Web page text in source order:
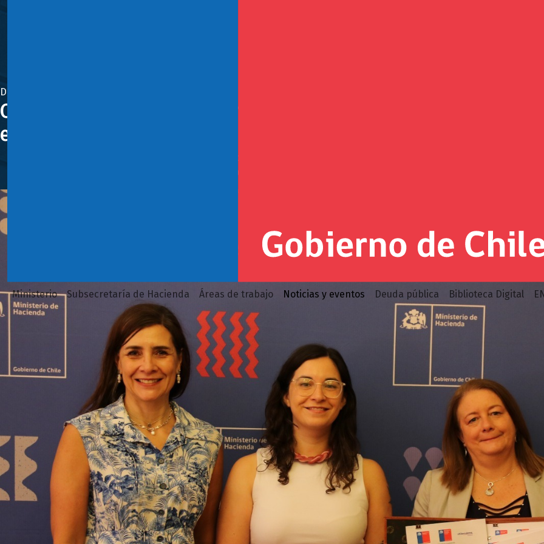
Ministerio Subsecretaría de Hacienda Áreas de trabajo Noticias y eventos Deuda pública Biblioteca Digital
Diciembre 12, 2024
Comenzó proceso de elaboración del VI Reporte de
en Chile